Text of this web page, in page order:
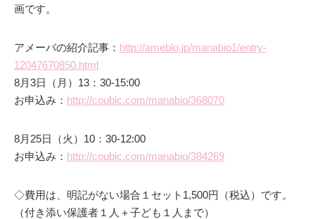
画です。
アメーバの紹介記事： http://ameblo.jp/manabio1/entry-
12047670850.html
8月3日（月）13：30-15:00
お申込み： http://coubic.com/manabio/368070
8月25日（火）10：30-12:00
お申込み： http://coubic.com/manabio/384269
◇費用は、明記がない場合１セット1,500円（税込）です。
（付き添い保護者１人＋子ども１人まで）